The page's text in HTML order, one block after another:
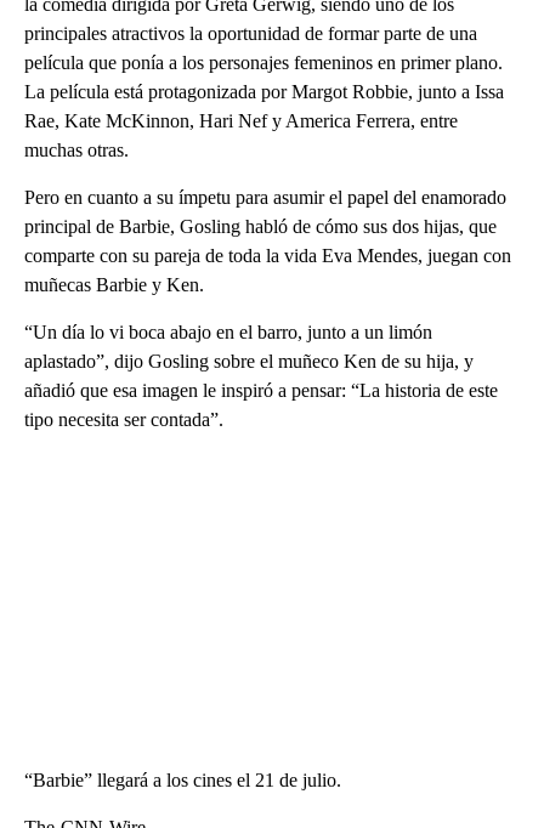
la comedia dirigida por Greta Gerwig, siendo uno de los
principales atractivos la oportunidad de formar parte de una
película que ponía a los personajes femeninos en primer plano.
La película está protagonizada por Margot Robbie, junto a Issa
Rae, Kate McKinnon, Hari Nef y America Ferrera, entre
muchas otras.
Pero en cuanto a su ímpetu para asumir el papel del enamorado
principal de Barbie, Gosling habló de cómo sus dos hijas, que
comparte con su pareja de toda la vida Eva Mendes, juegan con
muñecas Barbie y Ken.
“Un día lo vi boca abajo en el barro, junto a un limón
aplastado”, dijo Gosling sobre el muñeco Ken de su hija, y
añadió que esa imagen le inspiró a pensar: “La historia de este
tipo necesita ser contada”.
“Barbie” llegará a los cines el 21 de julio.